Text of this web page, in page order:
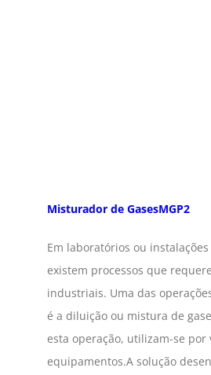
Misturador de GasesMGP2
Em laboratórios ou
existem processos que
industriais. Uma das
é a diluição ou mistura de
esta operação, utilizam-se por
equipamentos.A solução